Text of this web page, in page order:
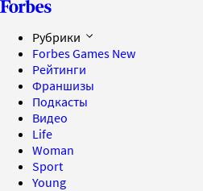
Рубрики
Forbes Games New
Рейтинги
Франшизы
Подкасты
Видео
Life
Woman
Sport
Young